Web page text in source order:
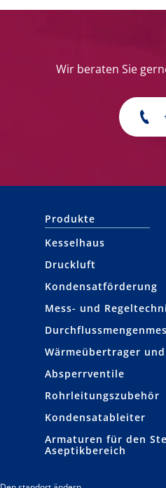
Wir beraten Sie
Produkte
Kesselhaus
Druckluft
Kondensat­förderung
Mess- und
Wärmeübertrager
Absperrventile
Rohrleitungs­zubehör
Kondensat­ableiter
Armaturen für den
Aseptikbereich